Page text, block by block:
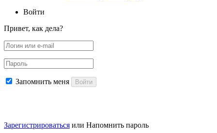
Войти
Привет, как дела?
Запомнить меня Войти
Зарегистрироваться или Напомнить пароль